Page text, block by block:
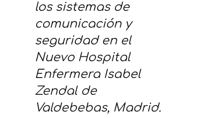
los sistemas de
comunicación y
seguridad en el
Nuevo Hospital
Enfermera Isabel
Zendal de
Valdebebas, Madrid.